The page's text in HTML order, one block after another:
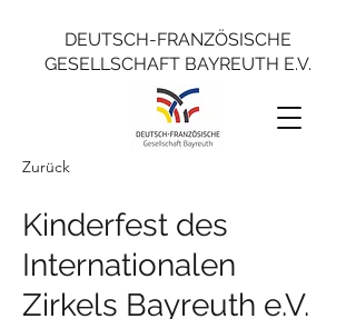
DEUTSCH-FRANZÖSISCHE
GESELLSCHAFT BAYREUTH E.V.
Zurück
Kinderfest des
Internationalen
Zirkels Bayreuth e.V.